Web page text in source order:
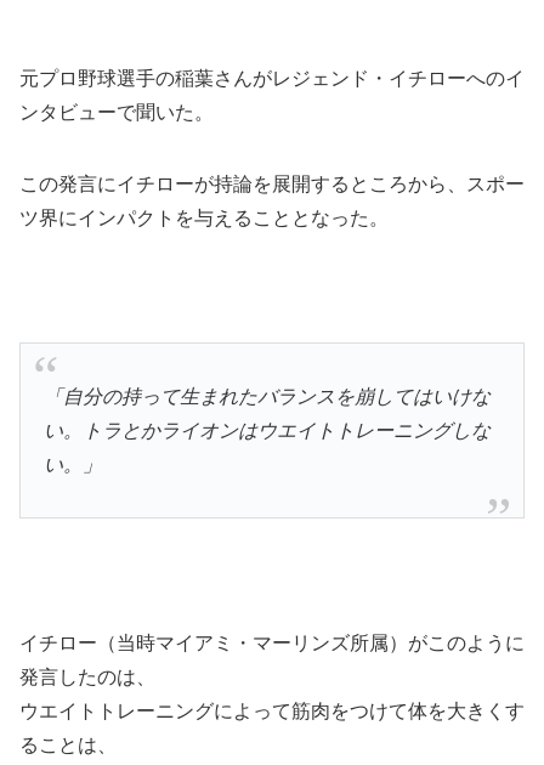
元プロ野球選手の稲葉さんがレジェンド・イチローへのイ
ンタビューで聞いた。
この発言にイチローが持論を展開するところから、スポー
ツ界にインパクトを与えることとなった。
「自分の持って生まれたバランスを崩してはいけな
い。トラとかライオンはウエイトトレーニングしな
い。」
イチロー（当時マイアミ・マーリンズ所属）がこのように
発言したのは、
ウエイトトレーニングによって筋肉をつけて体を大きくす
ることは、